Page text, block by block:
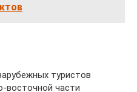
туристов
восточной части